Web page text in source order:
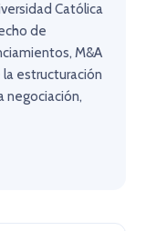
Católica
de
M&A
estructuración
negociación,